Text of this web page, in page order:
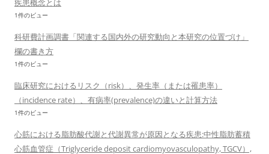
疾患概念とは
1件のビュー
科研費計画調書「関連する国内外の研究動向と本研究の位置づけ」
欄の書き方
1件のビュー
臨床研究におけるリスク（risk）、発生率（または罹患率）
（incidence rate）、有病率(prevalence)の違いと計算方法
1件のビュー
心筋における脂肪酸代謝と代謝異常が原因となる疾患:中性脂肪蓄積
心筋血管症（Triglyceride deposit cardiomyovasculopathy, TGCV）,